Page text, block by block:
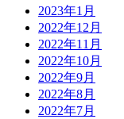
2023年1月
2022年12月
2022年11月
2022年10月
2022年9月
2022年8月
2022年7月